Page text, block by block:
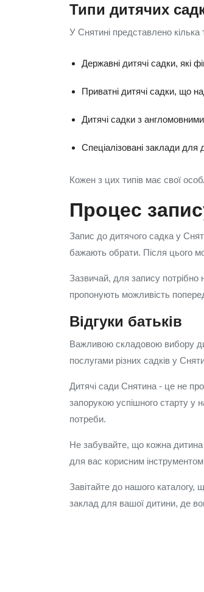
Типи дитячих
У Снятині представлено кілька
Державні дитячі садки, які
Приватні дитячі садки, що
Дитячі садки з
Спеціалізовані заклади
Кожен з цих типів має свої
Процес
Запис до дитячого садка у
бажають обрати. Після цього
Зазвичай, для запису потрібно
пропонують можливість
Відгуки батьків
Важливою складовою вибору
послугами різних садків у
Дитячі сади Снятина - це не
запорукою успішного старту у
потреби.
Не забувайте, що кожна дитина
для вас корисним
Завітайте до нашого каталогу,
заклад для вашої дитини, де